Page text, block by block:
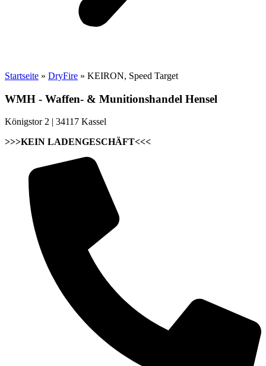
Startseite » DryFire » KEIRON, Speed Target
WMH - Waffen- & Munitionshandel Hensel
Königstor 2 | 34117 Kassel
>>>KEIN LADENGESCHÄFT<<<